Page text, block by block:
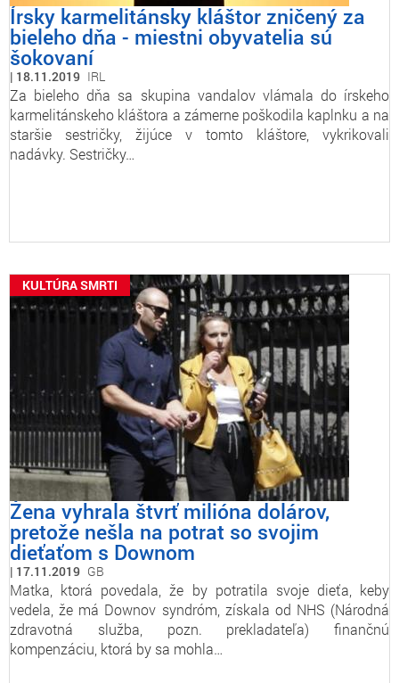
Írsky karmelitánsky kláštor zničený za
bieleho dňa - miestni obyvatelia sú
šokovaní
18.11.2019 IRL
Za bieleho dňa sa skupina vandalov vlámala do írskeho
karmelitánskeho kláštora a zámerne poškodila kaplnku a na
staršie sestričky, žijúce v tomto kláštore, vykrikovali
nadávky. Sestričky…
KULTÚRA SMRTI
Žena vyhrala štvrť milióna dolárov,
pretože nešla na potrat so svojim
dieťaťom s Downom
17.11.2019 GB
Matka, ktorá povedala, že by potratila svoje dieťa, keby
vedela, že má Downov syndróm, získala od NHS (Národná
zdravotná služba, pozn. prekladateľa) finančnú
kompenzáciu, ktorá by sa mohla…